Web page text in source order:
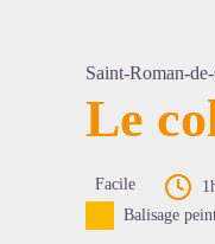
Saint-Roman-
Le
Facile
Balisage